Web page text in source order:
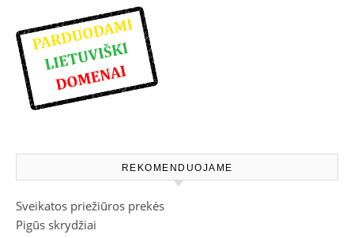
REKOMENDUOJAME
Sveikatos priežiūros prekės
Pigūs skrydžiai